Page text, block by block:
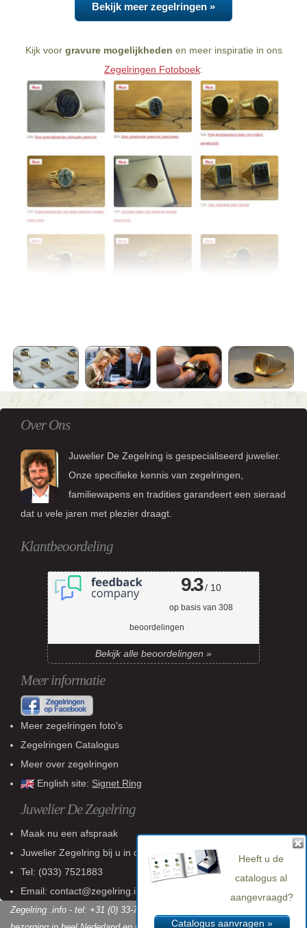
Bekijk meer zegelringen »
Kijk voor gravure mogelijkheden en meer inspiratie in ons
Zegelringen Fotoboek:
Over Ons
Juwelier De Zegelring is gespecialiseerd juwelier.
Onze specifieke kennis van zegelringen,
familiewapens en tradities garandeert een sieraad
dat u vele jaren met plezier draagt.
Klantbeoordeling
9.3/ 10
op basis van 308
beoordelingen
Bekijk alle beoordelingen »
Meer informatie
Meer zegelringen foto's
Zegelringen Catalogus
Meer over zegelringen
English site: Signet Ring
Juwelier De Zegelring
Maak nu een afspraak
Juwelier Zegelring bij u in de buurt
Tel: (033) 7521883
Email: contact@zegelring.info
Zegelring .info - tel: +31 (0) 33-7521883 - KvK: 60 802 618 - Gratis
Heeft u de
catalogus al
aangevraagd?
Catalogus aanvragen »